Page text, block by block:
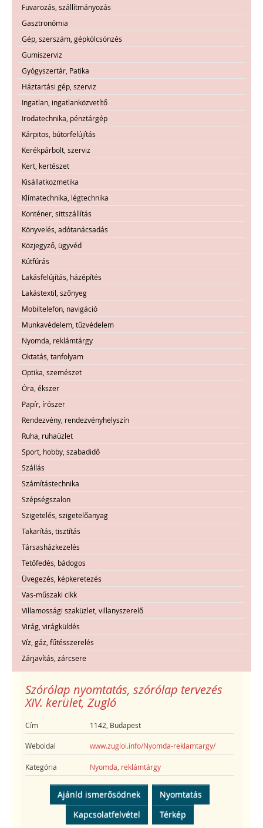
Fuvarozás, szállítmányozás
Gasztronómia
Gép, szerszám, gépkölcsönzés
Gumiszerviz
Gyógyszertár, Patika
Háztartási gép, szerviz
Ingatlan, ingatlanközvetítő
Irodatechnika, pénztárgép
Kárpitos, bútorfelújítás
Kerékpárbolt, szerviz
Kert, kertészet
Kisállatkozmetika
Klímatechnika, légtechnika
Konténer, sittszállítás
Könyvelés, adótanácsadás
Közjegyző, ügyvéd
Kútfúrás
Lakásfelújítás, házépítés
Lakástextil, szőnyeg
Mobiltelefon, navigáció
Munkavédelem, tűzvédelem
Nyomda, reklámtárgy
Oktatás, tanfolyam
Optika, szemészet
Óra, ékszer
Papír, írószer
Rendezvény, rendezvényhelyszín
Ruha, ruhaüzlet
Sport, hobby, szabadidő
Szállás
Számítástechnika
Szépségszalon
Szigetelés, szigetelőanyag
Takarítás, tisztítás
Társasházkezelés
Tetőfedés, bádogos
Üvegezés, képkeretezés
Vas-műszaki cikk
Villamossági szaküzlet, villanyszerelő
Virág, virágküldés
Víz, gáz, fűtésszerelés
Zárjavítás, zárcsere
Szórólap nyomtatás, szórólap tervezés
XIV. kerület, Zugló
Cím 1142, Budapest
Weboldal www.zugloi.info/Nyomda-reklamtargy/
Kategória Nyomda, reklámtárgy
Ajánld ismerősödnek
Nyomtatás
Kapcsolatfelvétel
Térkép